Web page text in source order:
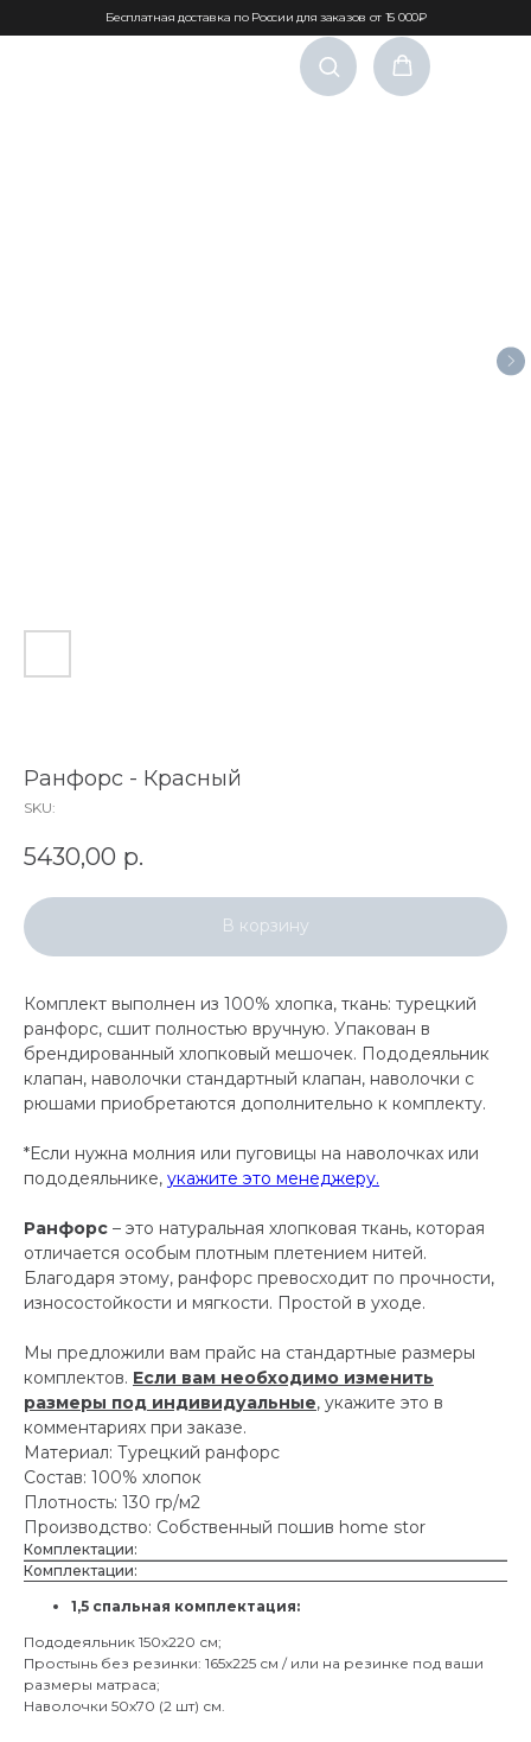
Бесплатная доставка по России для заказов от 15 000₽
Ранфорс - Красный
SKU:
5430,00 р.
В корзину
Комплект выполнен из 100% хлопка, ткань: турецкий
ранфорс, сшит полностью вручную. Упакован в
брендированный хлопковый мешочек. Пододеяльник
клапан, наволочки стандартный клапан, наволочки с
рюшами приобретаются дополнительно к комплекту.
*Если нужна молния или пуговицы на наволочках или
пододеяльнике, укажите это менеджеру.
Ранфорс – это натуральная хлопковая ткань, которая
отличается особым плотным плетением нитей.
Благодаря этому, ранфорс превосходит по прочности,
износостойкости и мягкости. Простой в уходе.
Мы предложили вам прайс на стандартные размеры
комплектов. Если вам необходимо изменить
размеры под индивидуальные, укажите это в
комментариях при заказе.
Материал: Турецкий ранфорс
Состав: 100% хлопок
Плотность: 130 гр/м2
Производство: Собственный пошив home stor
Комплектации:
Комплектации:
1,5 спальная комплектация:
Пододеяльник 150х220 см;
Простынь без резинки: 165х225 см / или на резинке под ваши
размеры матраса;
Наволочки 50х70 (2 шт) см.